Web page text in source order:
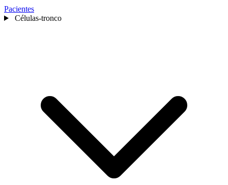
Pacientes
Células-tronco